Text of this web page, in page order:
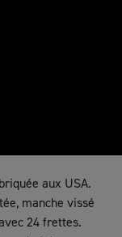
aux USA.
manche vissé
24 frettes.